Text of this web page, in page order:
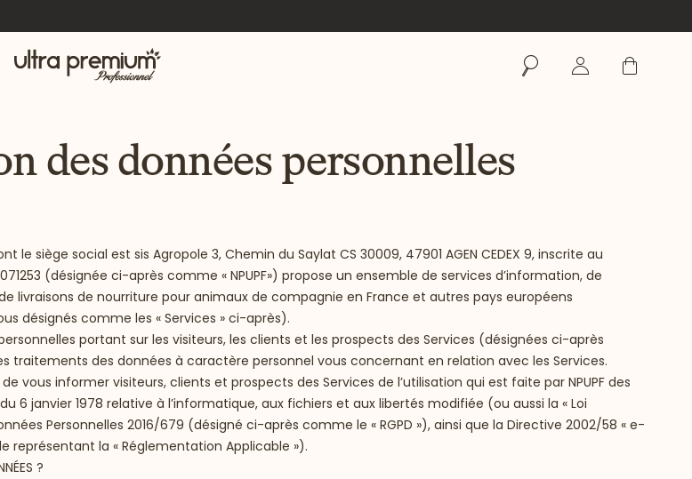
Accueil RechercherSe connecter
Panier
des données personnelles
siège social est sis Agropole 3, Chemin du Saylat CS 30009, 47901 AGEN CEDEX 9, inscrite au
(désignée ci-après comme « NPUPF») propose un ensemble de services d’information, de
livraisons de nourriture pour animaux de compagnie en France et autres pays européens
désignés comme les « Services » ci-après).
portant sur les visiteurs, les clients et les prospects des Services (désignées ci-après
traitements des données à caractère personnel vous concernant en relation avec les Services.
informer visiteurs, clients et prospects des Services de l’utilisation qui est faite par NPUPF des
6 janvier 1978 relative à l’informatique, aux fichiers et aux libertés modifiée (ou aussi la « Loi
Personnelles 2016/679 (désigné ci-après comme le « RGPD »), ainsi que la Directive 2002/58 « e-
représentant la « Réglementation Applicable »).
?